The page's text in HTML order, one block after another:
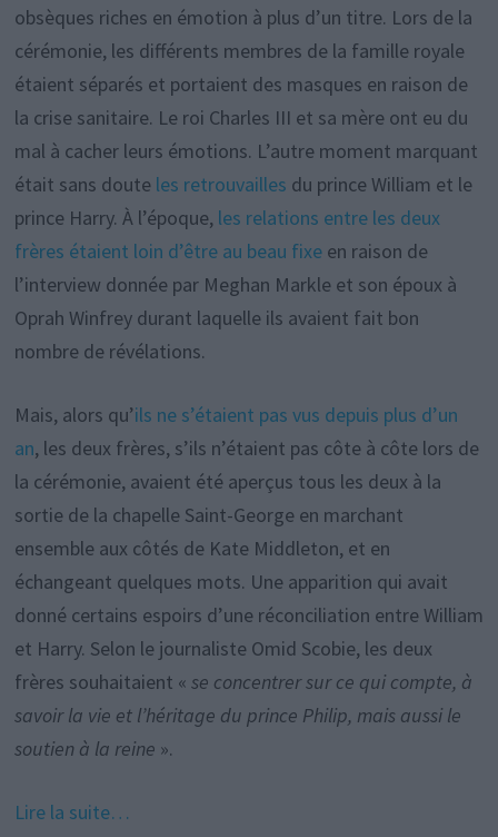
obsèques riches en émotion à plus d’un titre. Lors de la
cérémonie, les différents membres de la famille royale
étaient séparés et portaient des masques en raison de
la crise sanitaire. Le roi Charles III et sa mère ont eu du
mal à cacher leurs émotions. L’autre moment marquant
était sans doute les retrouvailles du prince William et le
prince Harry. À l’époque, les relations entre les deux
frères étaient loin d’être au beau fixeen raison de
l’interview donnée par Meghan Markle et son époux à
Oprah Winfrey durant laquelle ils avaient fait bon
nombre de révélations.
Mais, alors qu’ils ne s’étaient pas vus depuis plus d’un
an, les deux frères, s’ils n’étaient pas côte à côte lors de
la cérémonie, avaient été aperçus tous les deux à la
sortie de la chapelle Saint-George en marchant
ensemble aux côtés de Kate Middleton, et en
échangeant quelques mots. Une apparition qui avait
donné certains espoirs d’une réconciliation entre William
et Harry. Selon le journaliste Omid Scobie, les deux
frères souhaitaient « se concentrer sur ce qui compte, à
savoir la vie et l’héritage du prince Philip, mais aussi le
soutien à la reine ».
Lire la suite…